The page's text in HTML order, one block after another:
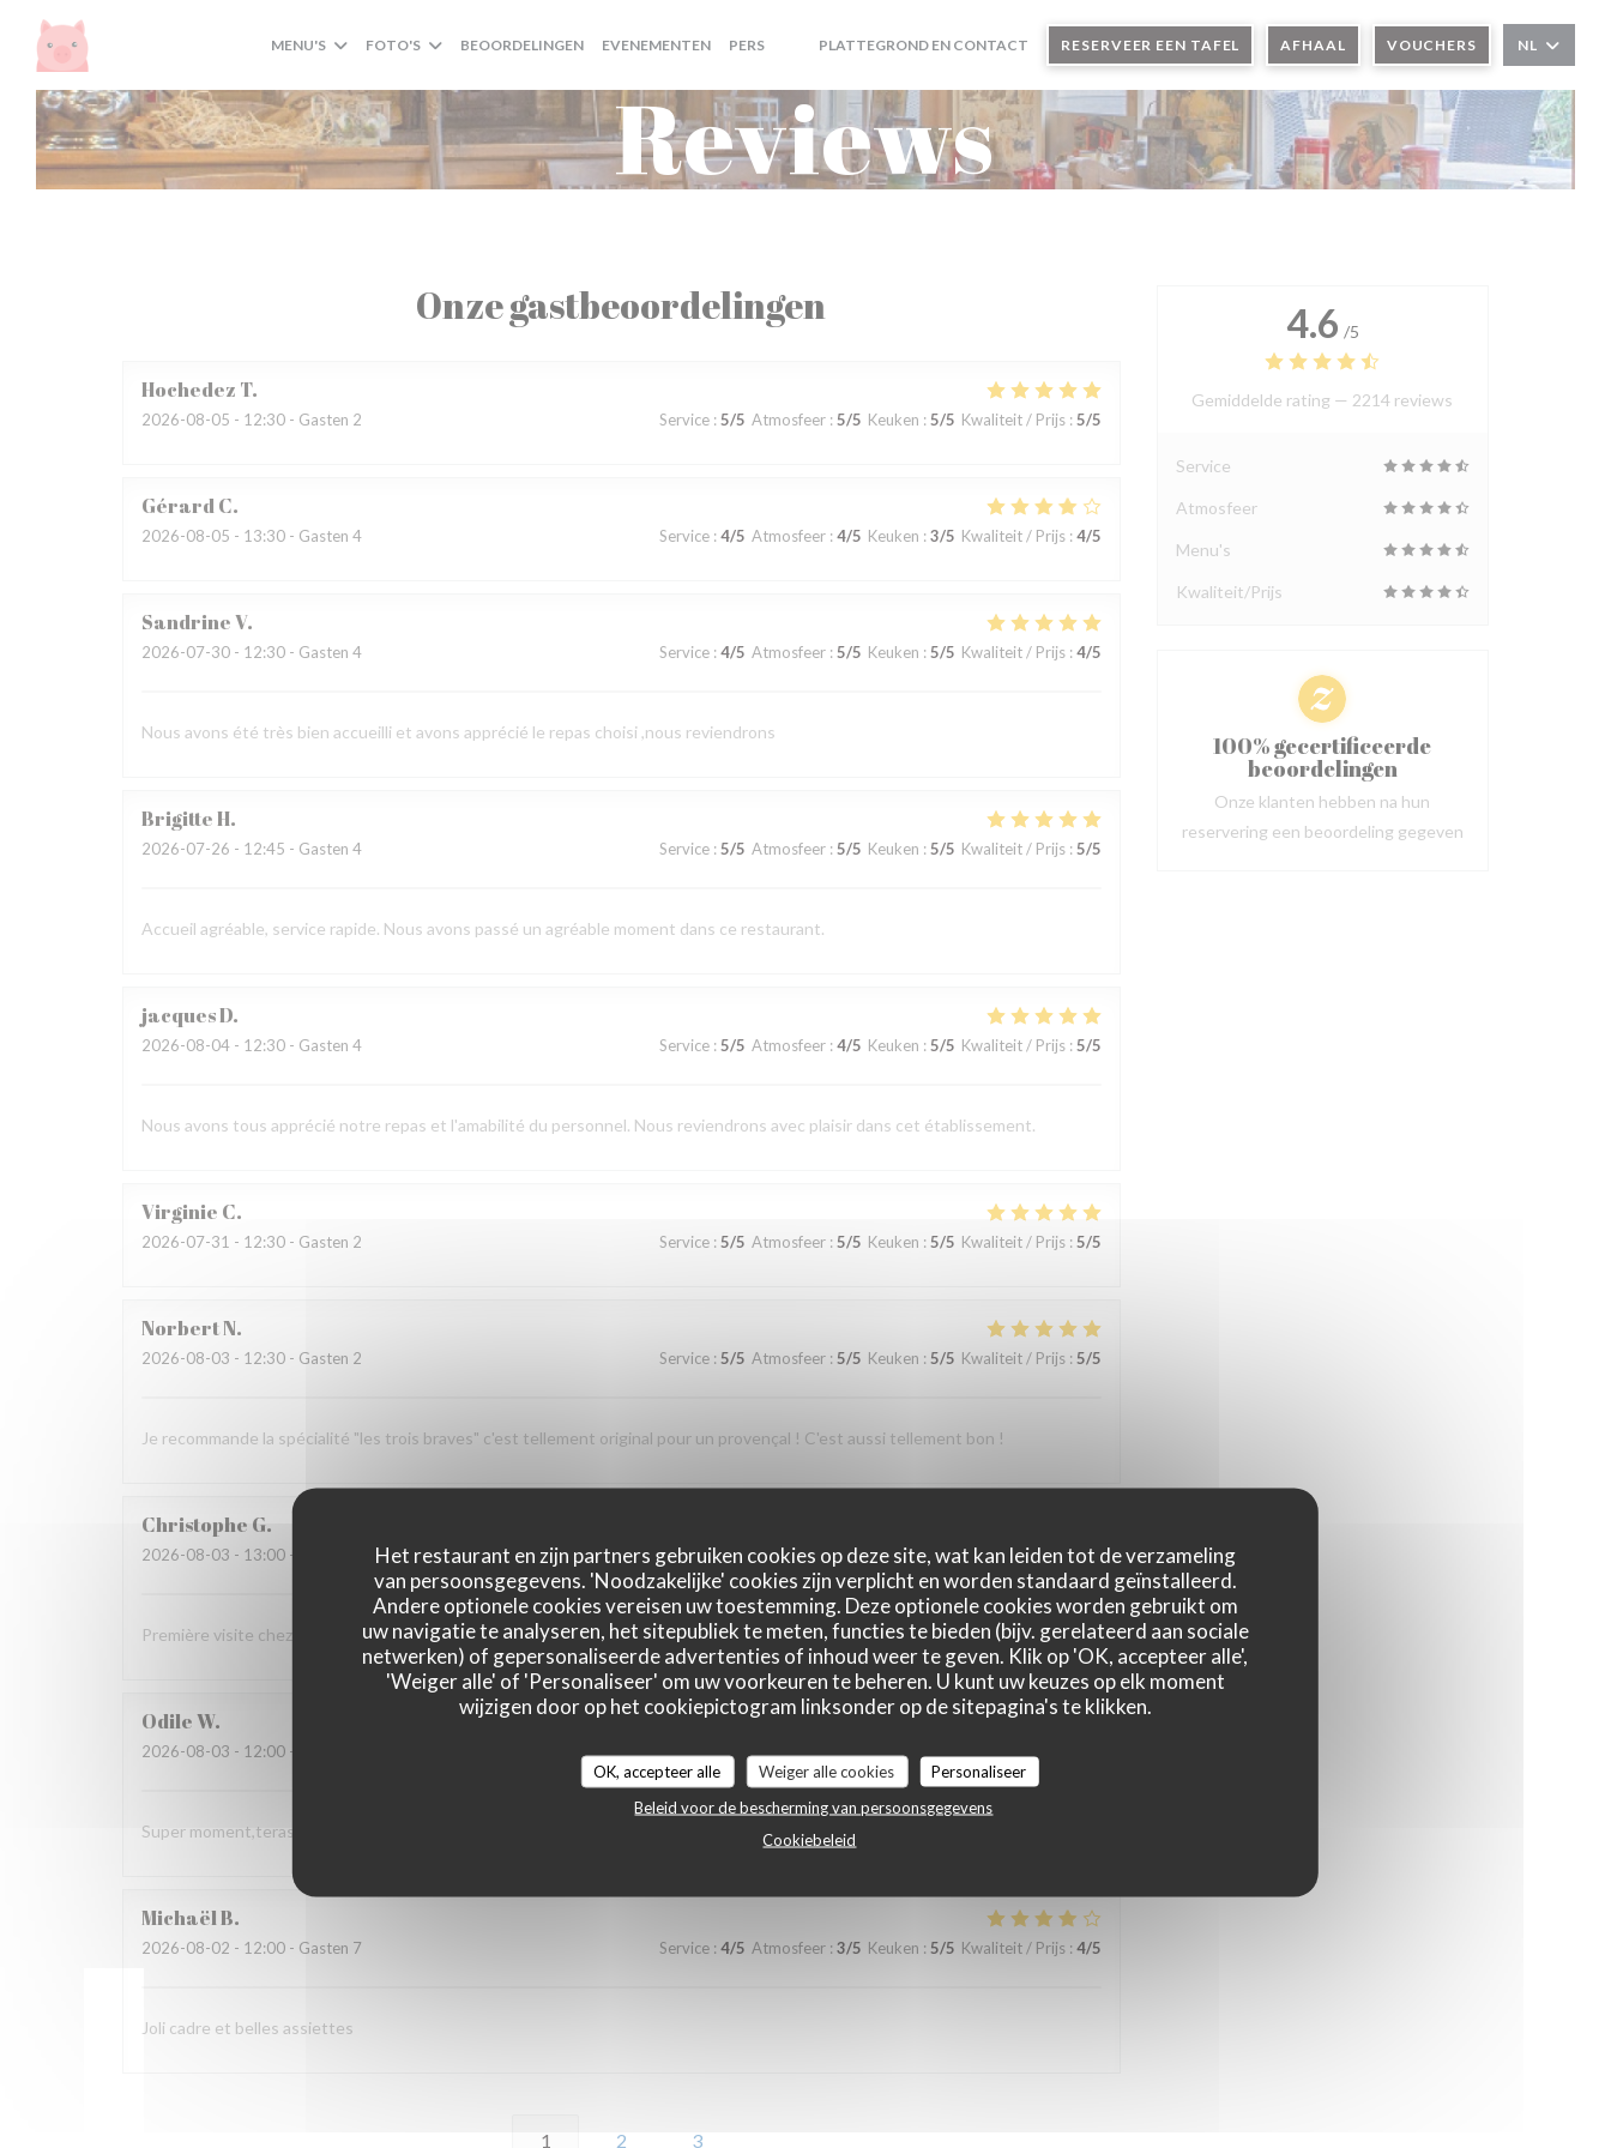
Cookies beheer paneel
Het restaurant en zijn partners gebruiken cookies op deze site, wat kan leiden tot de verzameling
van persoonsgegevens. 'Noodzakelijke' cookies zijn verplicht en worden standaard geïnstalleerd.
Andere optionele cookies vereisen uw toestemming. Deze optionele cookies worden gebruikt om
uw navigatie te analyseren, het sitepubliek te meten, functies te bieden (bijv. gerelateerd aan sociale
netwerken) of gepersonaliseerde advertenties of inhoud weer te geven. Klik op 'OK, accepteer alle',
'Weiger alle' of 'Personaliseer' om uw voorkeuren te beheren. U kunt uw keuzes op elk moment
wijzigen door op het cookiepictogram linksonder op de sitepagina's te klikken.
OK, accepteer alle Weiger alle cookies
Personaliseer
Beleid voor de bescherming van persoonsgegevens
Cookiebeleid
MENU'S FOTO'S BEOORDELINGEN EVENEMENTEN PERS
((OPENT IN EEN NIEUW VENSTER))
((OPENT IN EEN NIEUW VENSTER))
PLATTEGROND EN CONTACT RESERVEER EEN TAFEL AFHAAL VOUCHERS NL
Reviews
Onze gastbeoordelingen
Hochedez T
2026-08-05 - 12:30 - Gasten 2 Service: 5/5 Atmosfeer: 5/5 Keuken : 5/5 Kwaliteit / Prijs: 5/5
GérardC
2026-08-05 - 13:30 - Gasten 4 Service: 4/5 Atmosfeer: 4/5 Keuken : 3/5 Kwaliteit / Prijs: 4/5
SandrineV
2026-07-30 - 12:30 - Gasten 4 Service: 4/5 Atmosfeer: 5/5 Keuken : 5/5 Kwaliteit / Prijs: 4/5
Nous avons été très bien accueilli et avons apprécié le repas choisi ,nous reviendrons
BrigitteH
2026-07-26 - 12:45 - Gasten 4 Service: 5/5 Atmosfeer: 5/5 Keuken : 5/5 Kwaliteit / Prijs: 5/5
Accueil agréable, service rapide. Nous avons passé un agréable moment dans ce restaurant.
jacquesD
2026-08-04 - 12:30 - Gasten 4 Service: 5/5 Atmosfeer: 4/5 Keuken : 5/5 Kwaliteit / Prijs: 5/5
Nous avons tous apprécié notre repas et l'amabilité du personnel. Nous reviendrons avec plaisir dans cet établissement.
Virginie C
2026-07-31 - 12:30 - Gasten 2 Service: 5/5 Atmosfeer: 5/5 Keuken : 5/5 Kwaliteit / Prijs: 5/5
NorbertN
2026-08-03 - 12:30 - Gasten 2 Service: 5/5 Atmosfeer: 5/5 Keuken : 5/5 Kwaliteit / Prijs: 5/5
Je recommande la spécialité "les trois braves" c'est tellement original pour un provençal ! C'est aussi tellement bon !
Christophe G
2026-08-03 - 13:00 - Gasten 3 Service:5/5 Atmosfeer: 5 /5 Keuken: 5/5 Kwaliteit / Prijs : 5/5
Première visite chez vous Nous avons tout apprécié Nous reviendrons une prochaine fois.
OdileW
2026-08-03 - 12:00 - Gasten 3 Service:5/5 Atmosfeer:5/5 Keuken
Super moment,terasse très agréable et spécialités régionales savoureuses. Dessert maison excellent 👍
MichaëlB
2026-08-02 - 12:00 - Gasten 7 Service: 4/5 Atmosfeer: 3/5 Keuken : 5/5 Kwaliteit / Prijs : 4/5
Joli cadre et belles assiettes
1 2 3
4.6 /5
Gemiddelde rating — 2214 reviews
Service
Atmosfeer
Menu's
Kwaliteit/Prijs
100% gecertificeerde
beoordelingen
Onze klanten hebben na hun
reservering een beoordeling gegeven